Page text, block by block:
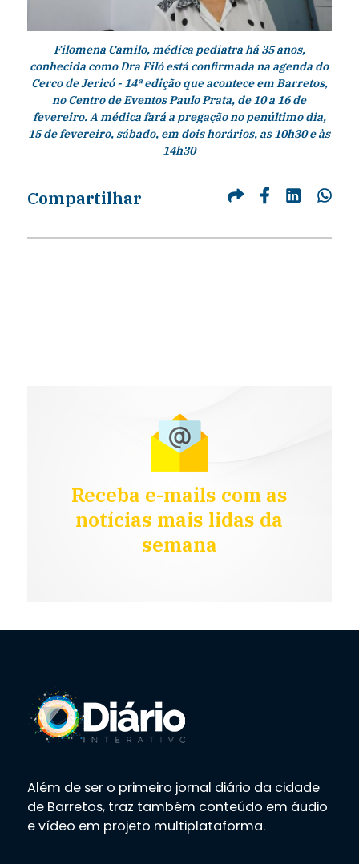
Filomena Camilo, médica pediatra há 35 anos,
conhecida como Dra Filó está confirmada na agenda do
Cerco de Jericó - 14ª edição que acontece em Barretos,
no Centro de Eventos Paulo Prata, de 10 a 16 de
fevereiro. A médica fará a pregação no penúltimo dia,
15 de fevereiro, sábado, em dois horários, as 10h30 e às
14h30
Compartilhar
Receba e-mails com as
notícias mais lidas da
semana
Além de ser o primeiro jornal diário da cidade
de Barretos, traz também conteúdo em áudio
e vídeo em projeto multiplataforma.